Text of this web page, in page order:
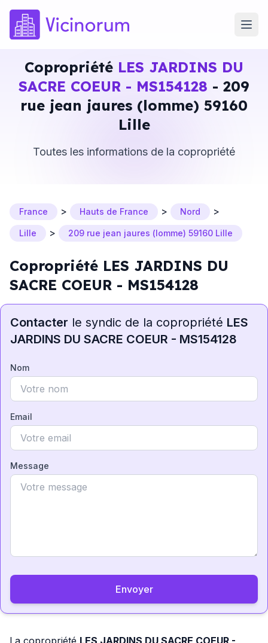
Copropriété LES JARDINS DU
SACRE COEUR - MS154128 - 209
rue jean jaures (lomme) 59160
Lille
Toutes les informations de la copropriété
France > Hauts de France > Nord >
Lille > 209 rue jean jaures (lomme) 59160 Lille
Copropriété LES JARDINS DU
SACRE COEUR - MS154128
Contacter le syndic de la copropriété LES
JARDINS DU SACRE COEUR - MS154128
Nom
Email
Message
Envoyer
La copropriété LES JARDINS DU SACRE COEUR -